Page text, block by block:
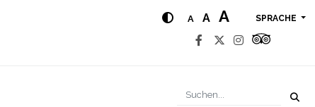
A A A SPRACHE